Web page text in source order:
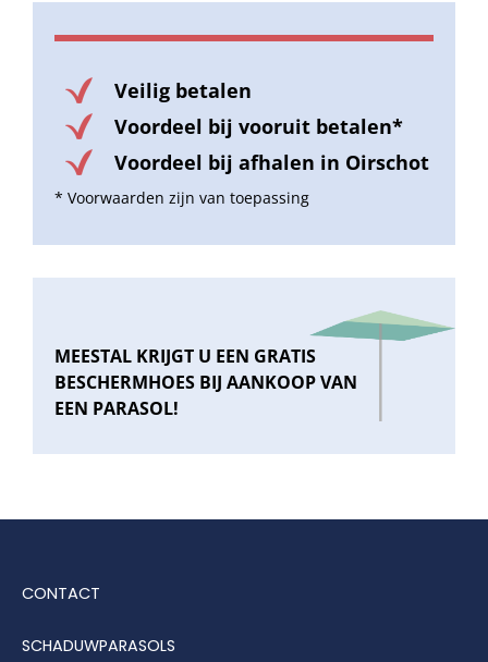
Veilig betalen
Voordeel bij vooruit betalen*
Voordeel bij afhalen in Oirschot
* Voorwaarden zijn van toepassing
MEESTAL KRIJGT U EEN GRATIS
BESCHERMHOES BIJ AANKOOP VAN
EEN PARASOL!
CONTACT
SCHADUWPARASOLS